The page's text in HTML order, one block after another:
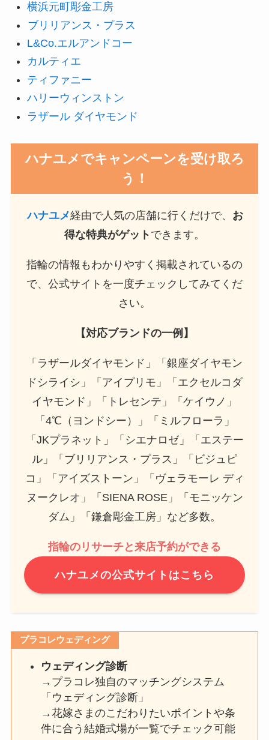
横浜元町彫金工房
ブリリアンス・プラス
L&Co.エルアンドコー
カルティエ
ティファニー
ハリーウィンストン
ラザール ダイヤモンド
ハナユメでキャンペーンを受け取ろ
う！
ハナユメ経由で人気の店舗に行くだけで、 お
得な特典がゲット できます。
指輪の情報もわかりやすく掲載されているの
で、公式サイトを一度チェックしてみてくだ
さい。
【対応ブランドの一例】
「ラザールダイヤモンド」「銀座ダイヤモン
ドシライシ」「アイプリモ」「エクセルコダ
イヤモンド」「トレセンテ」「ケイウノ」
「4℃（ヨンドシー）」「ミルフローラ」
「JKプラネット」「シエナロゼ」「エステー
ル」「ブリリアンス・プラス」「ビジュピ
コ」「アイズストーン」「ヴェラモーレ ディ
ヌークレオ」「SIENA ROSE」「モニッケン
ダム」「鎌倉彫金工房」など多数。
指輪のリサーチと来店予約ができる
ハナユメの公式サイトはこちら
プラコレウェディング
ウェディング診断
→プラコレ独自のマッチングシステム
「ウェディング診断」
→花嫁さまのこだわりたいポイントや条
件に合う結婚式場が一覧でチェック可能